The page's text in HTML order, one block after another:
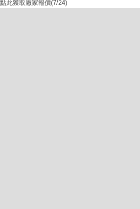
點此獲取廠家報價(7/24)